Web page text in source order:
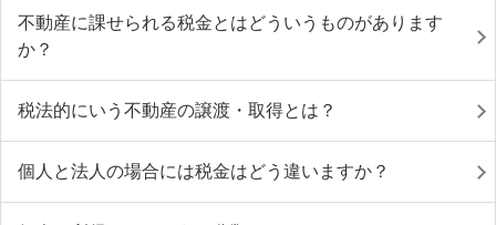
不動産に課せられる税金とはどういうものがあります
か？
税法的にいう不動産の譲渡・取得とは？
個人と法人の場合には税金はどう違いますか？